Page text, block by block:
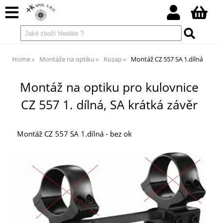
Home Montáže na optiku Kozap Montáž CZ 557 SA 1.dílná
Montáž na optiku pro kulovnice
CZ 557 1. dílná, SA krátká závěr
Montáž CZ 557 SA 1.dílná - bez ok